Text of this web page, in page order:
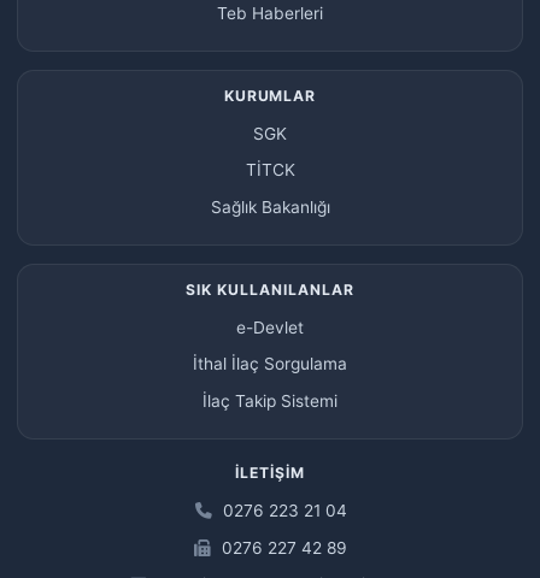
Teb Haberleri
KURUMLAR
SGK
TİTCK
Sağlık Bakanlığı
SIK KULLANILANLAR
e-Devlet
İthal İlaç Sorgulama
İlaç Takip Sistemi
İLETIŞIM
0276 223 21 04
0276 227 42 89